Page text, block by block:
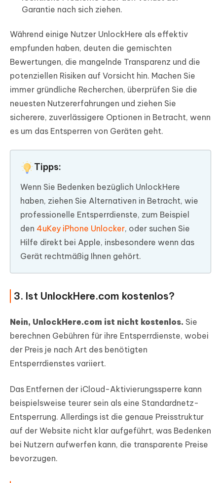
Garantie nach sich ziehen.
Während einige Nutzer UnlockHere als effektiv
empfunden haben, deuten die gemischten
Bewertungen, die mangelnde Transparenz und die
potenziellen Risiken auf Vorsicht hin. Machen Sie
immer gründliche Recherchen, überprüfen Sie die
neuesten Nutzererfahrungen und ziehen Sie
sicherere, zuverlässigere Optionen in Betracht, wenn
es um das Entsperren von Geräten geht.
Tipps:
Wenn Sie Bedenken bezüglich UnlockHere
haben, ziehen Sie Alternativen in Betracht, wie
professionelle Entsperrdienste, zum Beispiel
den 4uKey iPhone Unlocker, oder suchen Sie
Hilfe direkt bei Apple, insbesondere wenn das
Gerät rechtmäßig Ihnen gehört.
3. Ist UnlockHere.com kostenlos?
Nein, UnlockHere.com ist nicht kostenlos. Sie
berechnen Gebühren für ihre Entsperrdienste, wobei
der Preis je nach Art des benötigten
Entsperrdienstes variiert.
Das Entfernen der iCloud-Aktivierungssperre kann
beispielsweise teurer sein als eine Standardnetz-
Entsperrung. Allerdings ist die genaue Preisstruktur
auf der Website nicht klar aufgeführt, was Bedenken
bei Nutzern aufwerfen kann, die transparente Preise
bevorzugen.